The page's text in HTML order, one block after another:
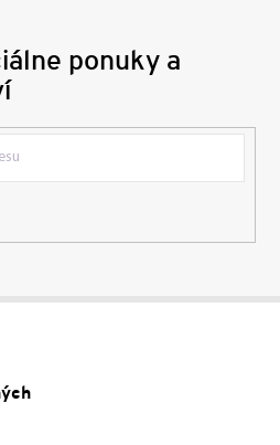
ponuky a